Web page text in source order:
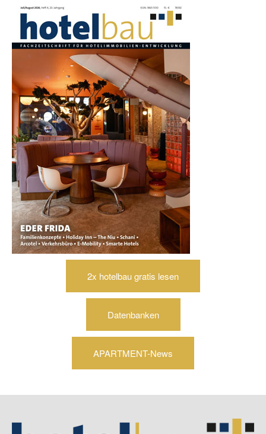
2x hotelbau gratis lesen
Datenbanken
APARTMENT-News